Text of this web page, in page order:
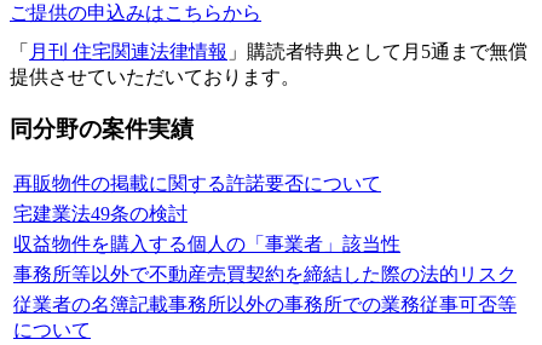
ご提供の申込みはこちらから
「 月刊 住宅関連法律情報 」購読者特典として月5通まで無償
提供させていただいております。
同分野の案件実績
再販物件の掲載に関する許諾要否について
宅建業法49条の検討
収益物件を購入する個人の「事業者」該当性
事務所等以外で不動産売買契約を締結した際の法的リスク
従業者の名簿記載事務所以外の事務所での業務従事可否等
について